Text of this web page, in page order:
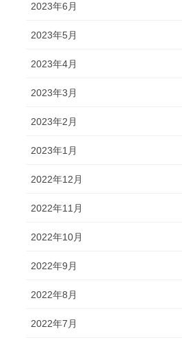
2023年6月
2023年5月
2023年4月
2023年3月
2023年2月
2023年1月
2022年12月
2022年11月
2022年10月
2022年9月
2022年8月
2022年7月